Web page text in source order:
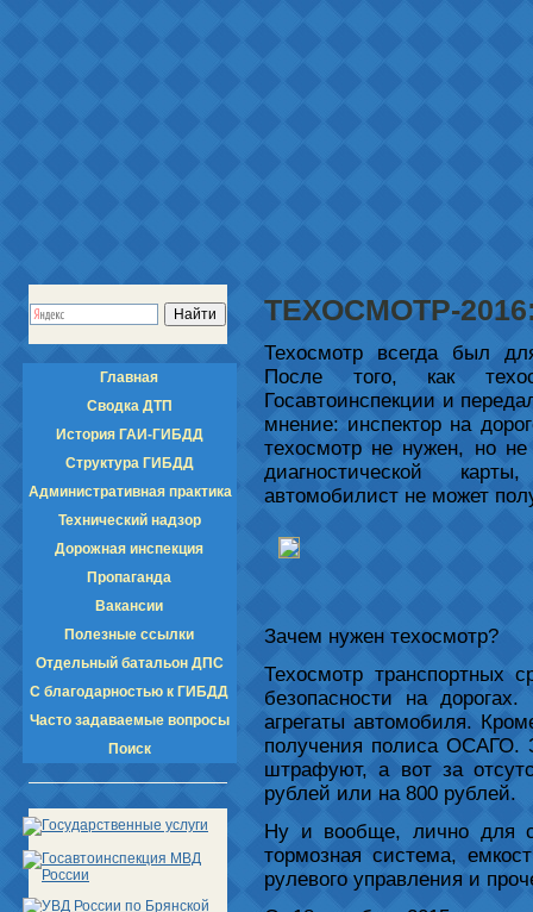
Главная
Сводка ДТП
История ГАИ-ГИБДД
Структура ГИБДД
Административная практика
Технический надзор
Дорожная инспекция
Пропаганда
Вакансии
Полезные ссылки
Отдельный батальон ДПС
С благодарностью к ГИБДД
Часто задаваемые вопросы
Поиск
ТЕХОСМОТР-
Техосмотр всегда был
После того, как
Госавтоинспекции и
мнение: инспектор на
техосмотр не нужен, но
диагностической
автомобилист не может
Зачем нужен техосмотр?
Техосмотр транспортных
безопасности на
агрегаты автомобиля.
получения полиса ОСАГО.
штрафуют, а вот за
рублей или на 800 рублей.
Ну и вообще, лично для
тормозная система,
рулевого управления и